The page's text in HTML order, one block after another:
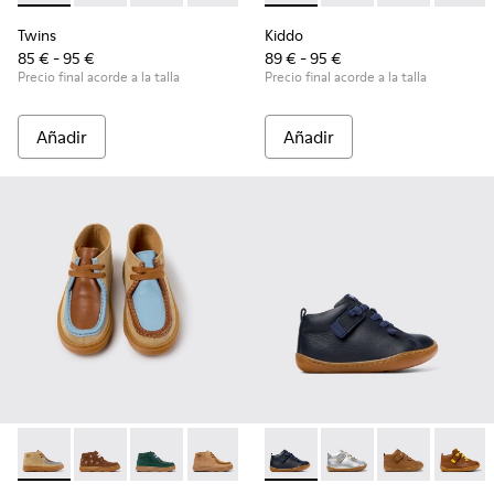
Twins
85 € - 95 €
Precio final acorde a la talla
Añadir
Kiddo
89 € - 95 €
Precio final acorde a la talla
Añadir
Twins - K900398-004 - Botines de ante y piel marrones
Twins - K900398-005
Twins - K900398-002
Twins - K900398-001
Peu - 80153-082 - Botines
Peu - 80153-120
Peu - 80153-
Peu -